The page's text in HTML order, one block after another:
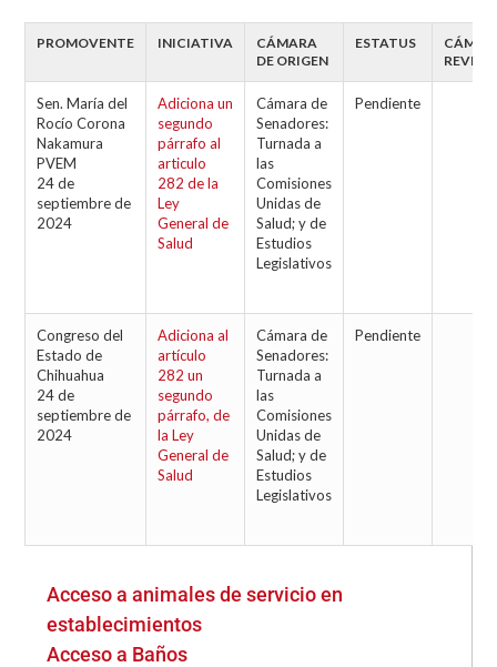
PROMOVENTE INICIATIVA
CÁMARA
DE ORIGEN
ESTATUS
Sen. María del
Rocío Corona
Nakamura
PVEM
24 de
septiembre de
2024
Adiciona un
segundo
párrafo al
articulo
282 de la
Ley
General de
Salud
Cámara de
Senadores:
Turnada a
las
Comisiones
Unidas de
Salud; y de
Estudios
Legislativos
Pendiente
Congreso del
Estado de
Chihuahua
24 de
septiembre de
2024
Adiciona al
artículo
282 un
segundo
párrafo, de
la Ley
General de
Salud
Cámara de
Senadores:
Turnada a
las
Comisiones
Unidas de
Salud; y de
Estudios
Legislativos
Pendiente
Acceso a animales de servicio en
establecimientos
Acceso a Baños